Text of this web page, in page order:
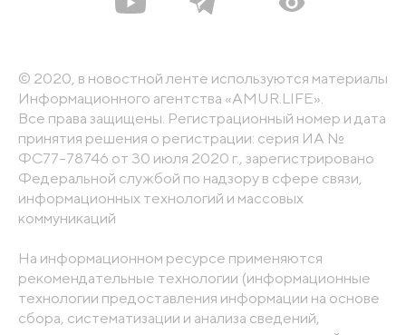
© 2020, в новостной ленте используются материалы
Информационного агентства «AMUR.LIFE».
Все права защищены. Регистрационный номер и дата
принятия решения о регистрации: серия ИА №
ФС77-78746 от 30 июля 2020 г., зарегистрировано
Федеральной службой по надзору в сфере связи,
информационных технологий и массовых
коммуникаций
На информационном ресурсе применяются
рекомендательные технологии (информационные
технологии предоставления информации на основе
сбора, систематизации и анализа сведений,